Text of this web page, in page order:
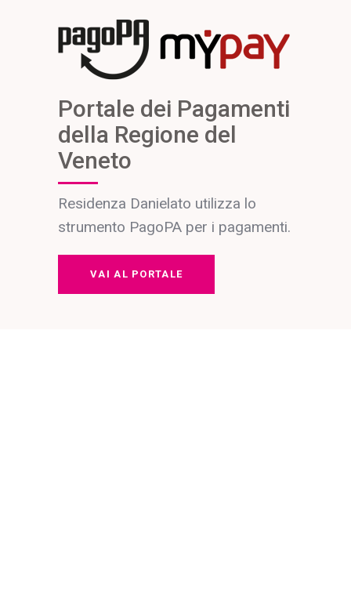
Portale dei Pagamenti
della Regione del
Veneto
Residenza Danielato utilizza lo
strumento PagoPA per i pagamenti.
VAI AL PORTALE